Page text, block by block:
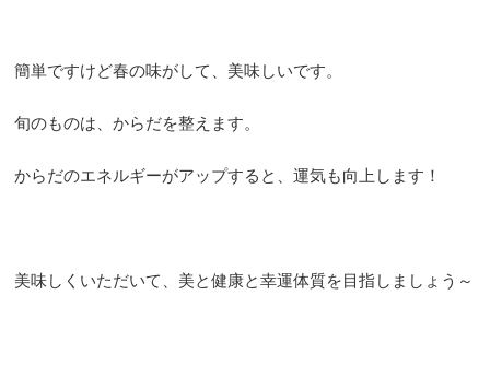
簡単ですけど春の味がして、美味しいです。
旬のものは、からだを整えます。
からだのエネルギーがアップすると、運気も向上します！
美味しくいただいて、美と健康と幸運体質を目指しましょう～